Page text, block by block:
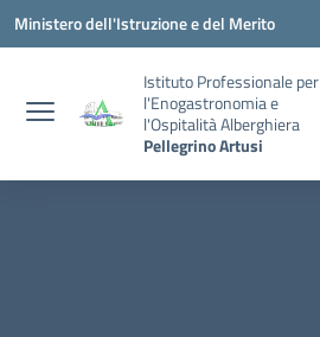
Vai ai contenuti
Vai al menu di navigazione
Vai al footer
Ministero dell'Istruzione e del Merito
Istituto Professionale per
l'Enogastronomia e
l'Ospitalità Alberghiera
Pellegrino Artusi